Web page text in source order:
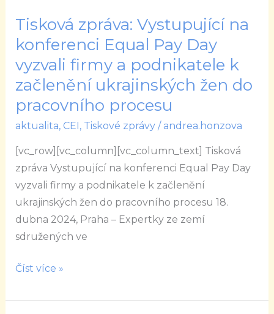
Tisková zpráva: Vystupující na
konferenci Equal Pay Day
vyzvali firmy a podnikatele k
začlenění ukrajinských žen do
pracovního procesu
aktualita, CEI, Tiskové zprávy/ andrea.honzova
[vc_row][vc_column][vc_column_text] Tisková
zpráva Vystupující na konferenci Equal Pay Day
vyzvali firmy a podnikatele k začlenění
ukrajinských žen do pracovního procesu 18.
dubna 2024, Praha – Expertky ze zemí
sdružených ve
Tisková
zpráva:
Vystupující
na
konferenci
Equal
Pay
vyzvali
firmy
podnikatele
začlenění
ukrajinských
Číst více »